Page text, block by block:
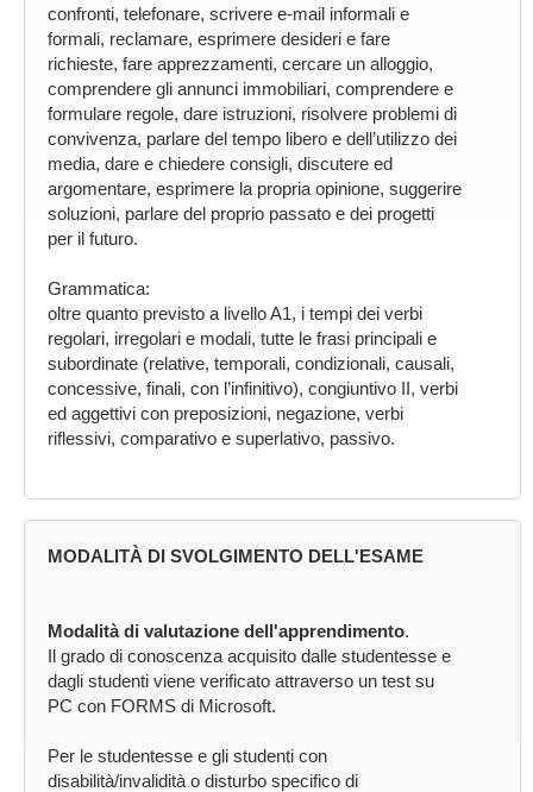
confronti, telefonare, scrivere e-mail informali e
formali, reclamare, esprimere desideri e fare
richieste, fare apprezzamenti, cercare un alloggio,
comprendere gli annunci immobiliari, comprendere e
formulare regole, dare istruzioni, risolvere problemi di
convivenza, parlare del tempo libero e dell’utilizzo dei
media, dare e chiedere consigli, discutere ed
argomentare, esprimere la propria opinione, suggerire
soluzioni, parlare del proprio passato e dei progetti
per il futuro.
Grammatica:
oltre quanto previsto a livello A1, i tempi dei verbi
regolari, irregolari e modali, tutte le frasi principali e
subordinate (relative, temporali, condizionali, causali,
concessive, finali, con l’infinitivo), congiuntivo II, verbi
ed aggettivi con preposizioni, negazione, verbi
riflessivi, comparativo e superlativo, passivo.
MODALITÀ DI SVOLGIMENTO DELL'ESAME
Modalità di valutazione dell'apprendimento.
Il grado di conoscenza acquisito dalle studentesse e
dagli studenti viene verificato attraverso un test su
PC con FORMS di Microsoft.
Per le studentesse e gli studenti con
disabilità/invalidità o disturbo specifico di